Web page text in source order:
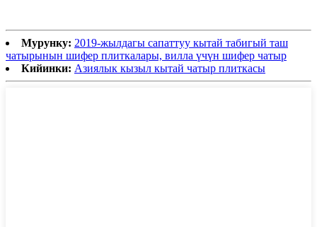
Мурунку: 2019-жылдагы сапаттуу кытай табигый таш
чатырынын шифер плиткалары, вилла үчүн шифер чатыр
Кийинки: Азиялык кызыл кытай чатыр плиткасы